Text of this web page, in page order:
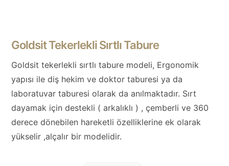
Goldsit Tekerlekli Sırtlı Tabure
Goldsit tekerlekli sırtlı tabure modeli, Ergonomik
yapısı ile diş hekim ve doktor taburesi ya da
laboratuvar taburesi olarak da anılmaktadır. Sırt
dayamak için destekli ( arkalıklı ) , çemberli ve 360
derece dönebilen hareketli özelliklerine ek olarak
yükselir ,alçalır bir modelidir.